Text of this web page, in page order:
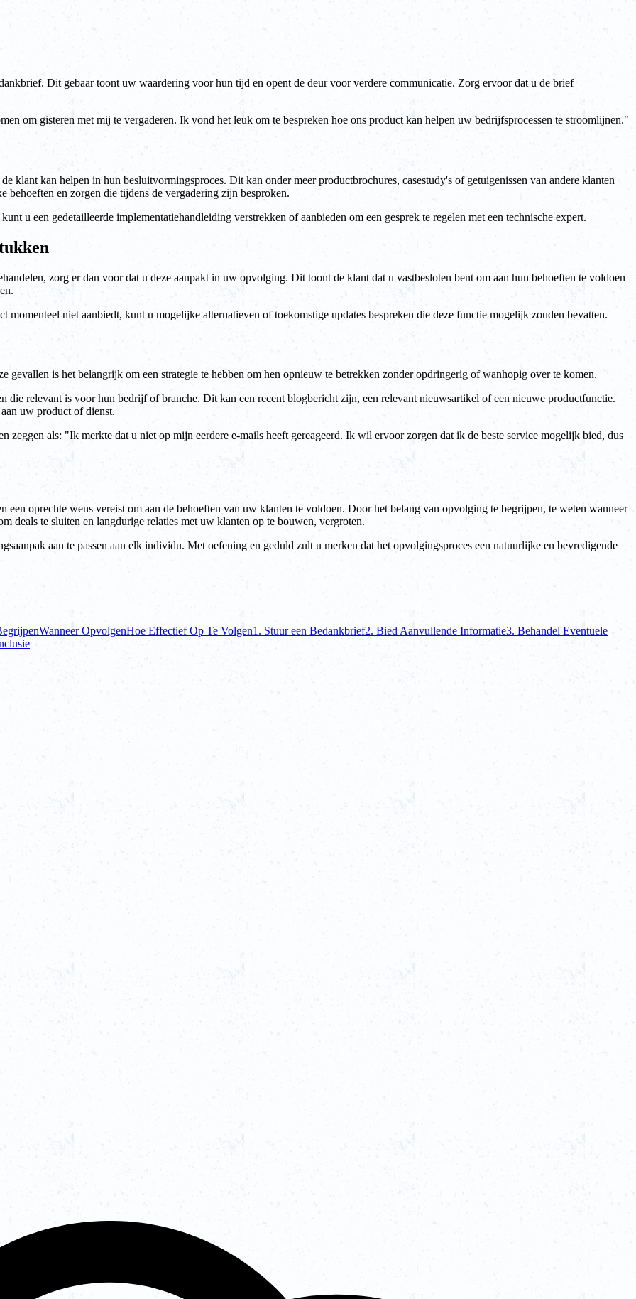
Dit gebaar toont uw waardering voor hun tijd en opent de deur voor verdere communicatie. Zorg ervoor dat u de brief
om gisteren met mij te vergaderen. Ik vond het leuk om te bespreken hoe ons product kan helpen uw bedrijfsprocessen te stroomlijnen."
klant kan helpen in hun besluitvormingsproces. Dit kan onder meer productbrochures, casestudy's of getuigenissen van andere klanten
behoeften en zorgen die tijdens de vergadering zijn besproken.
u een gedetailleerde implementatiehandleiding verstrekken of aanbieden om een gesprek te regelen met een technische expert.
zorg er dan voor dat u deze aanpakt in uw opvolging. Dit toont de klant dat u vastbesloten bent om aan hun behoeften te voldoen
niet aanbiedt, kunt u mogelijke alternatieven of toekomstige updates bespreken die deze functie mogelijk zouden bevatten.
gevallen is het belangrijk om een strategie te hebben om hen opnieuw te betrekken zonder opdringerig of wanhopig over te komen.
die relevant is voor hun bedrijf of branche. Dit kan een recent blogbericht zijn, een relevant nieuwsartikel of een nieuwe productfunctie.
uw product of dienst.
zeggen als: "Ik merkte dat u niet op mijn eerdere e-mails heeft gereageerd. Ik wil ervoor zorgen dat ik de beste service mogelijk bied, dus
oprechte wens vereist om aan de behoeften van uw klanten te voldoen. Door het belang van opvolging te begrijpen, te weten wanneer
deals te sluiten en langdurige relaties met uw klanten op te bouwen, vergroten.
aan te passen aan elk individu. Met oefening en geduld zult u merken dat het opvolgingsproces een natuurlijke en bevredigende
Wanneer OpvolgenHoe Effectief Op Te Volgen1. Stuur een Bedankbrief2. Bied Aanvullende Informatie3. Behandel Eventuele